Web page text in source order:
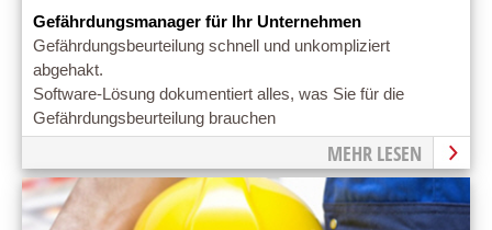
Gefährdungsmanager für Ihr Unternehmen
Gefährdungsbeurteilung schnell und unkompliziert
abgehakt.
Software-Lösung dokumentiert alles, was Sie für die
Gefährdungsbeurteilung brauchen
MEHR LESEN